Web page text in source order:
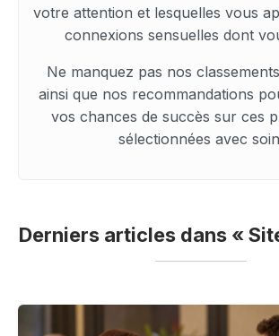
votre attention et lesquelles vous
connexions sensuelles dont
Ne manquez pas nos
ainsi que nos recommandations
vos chances de succès sur ces
sélectionnées avec
Derniers articles dans «